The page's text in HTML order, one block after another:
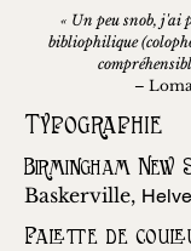
« Un peu snob, j'ai
bibliophilique
–
Typographie
Birmingham New
Baskerville,
Palette de